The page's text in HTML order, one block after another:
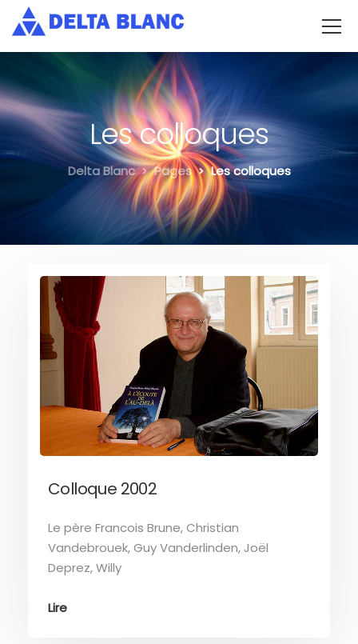
Les colloques
Delta Blanc Pages Les colloques
Colloque 2002
Le père Francois Brune, Christian
Vandebrouek, Guy Vanderlinden, Joël
Deprez, Willy
Lire